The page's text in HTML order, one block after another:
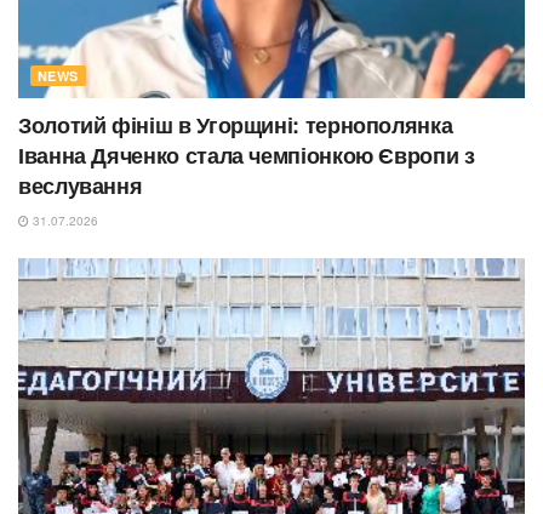
NEWS
Золотий фініш в Угорщині: тернополянка
Іванна Дяченко стала чемпіонкою Європи з
веслування
31.07.2026